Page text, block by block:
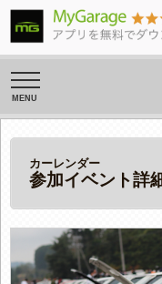
toggle
navigation
カーレンダー
参加イベント詳